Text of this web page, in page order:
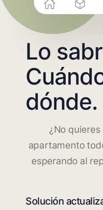
Lo
dónde.
¿No
apartamento
esperando al
Solución